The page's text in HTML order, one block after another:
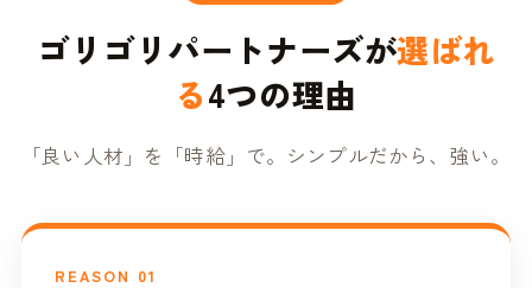
ゴリゴリパートナーズが選ばれ
る4つの理由
「良い人材」を「時給」で。シンプルだから、強い。
REASON 01